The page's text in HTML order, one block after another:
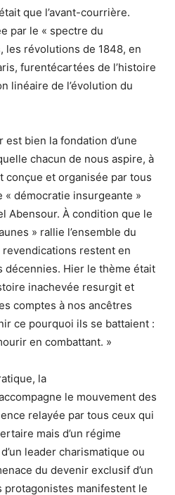
que l’avant-courrière.
par le « spectre du
les révolutions de 1848, en
furentécartées de l’histoire
linéaire de l’évolution du
est bien la fondation d’une
chacun de nous aspire, à
et organisée par tous
« démocratie insurgeante »
Abensour. À condition que le
» rallie l’ensemble du
restent en
décennies. Hier le thème était
inachevée resurgit et
comptes à nos ancêtres
ce pourquoi ils se battaient :
en combattant. »
la
le mouvement des
relayée par tous ceux qui
mais d’un régime
leader charismatique ou
du devenir exclusif d’un
manifestent le